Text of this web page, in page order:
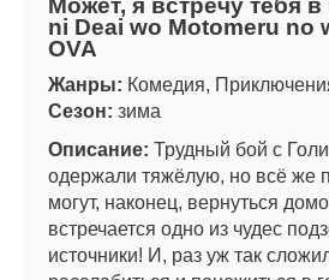
Может, я встречу тебя
ni Deai wo Motomeru no
OVA
Жанры: Комедия,
Сезон: зима
Описание: Трудный бой с
одержали тяжёлую, но всё же
могут, наконец, вернуться
встречается одно из чудес
источники! И, раз уж так